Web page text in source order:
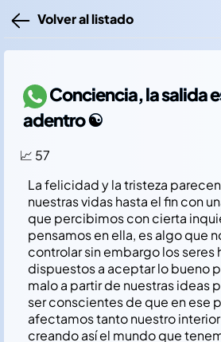
Volver al listado
Conciencia, la salida
adentro ☯️
📈 57
La felicidad y la tristeza
nuestras vidas hasta el fin con
que percibimos con cierta
pensamos en ella, es algo que
controlar sin embargo los seres
dispuestos a aceptar lo bueno
malo a partir de nuestras ideas
ser conscientes de que en ese
afectamos tanto nuestro
creando así el mundo que